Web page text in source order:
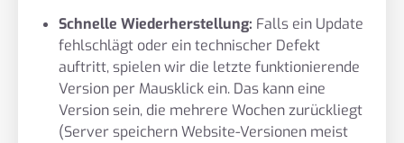
Schnelle Wiederherstellung: Falls ein Update
fehlschlägt oder ein technischer Defekt
auftritt, spielen wir die letzte funktionierende
Version per Mausklick ein. Das kann eine
Version sein, die mehrere Wochen zurückliegt
(Server speichern Website-Versionen meist